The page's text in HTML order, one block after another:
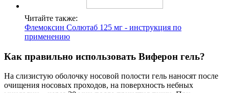
Читайте также:
Флемоксин Солютаб 125 мг - инструкция по
применению
Как правильно использовать Виферон гель?
На слизистую оболочку носовой полости гель наносят после
очищения носовых проходов, на поверхность небных